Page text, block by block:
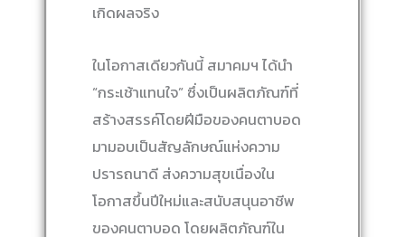
เกิดผลจริง
ในโอกาสเดียวกันนี้ สมาคมฯ ได้นำ
“กระเช้าแทนใจ” ซึ่งเป็นผลิตภัณฑ์ที่
สร้างสรรค์โดยฝีมือของคนตาบอด
มามอบเป็นสัญลักษณ์แห่งความ
ปรารถนาดี ส่งความสุขเนื่องใน
โอกาสขึ้นปีใหม่และสนับสนุนอาชีพ
ของคนตาบอด โดยผลิตภัณฑ์ใน